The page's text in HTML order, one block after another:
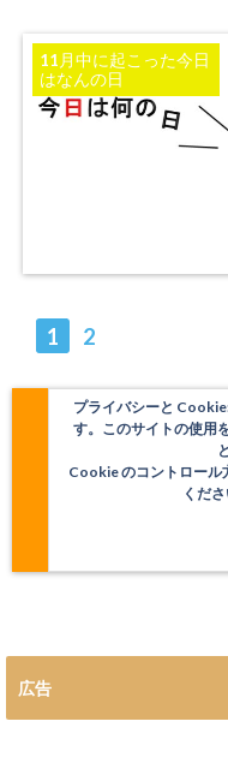
11月中に起こった今日
はなんの日
1 2
プライバシーと
す。このサイトの使用
Cookie のコントロール
くださ
広告